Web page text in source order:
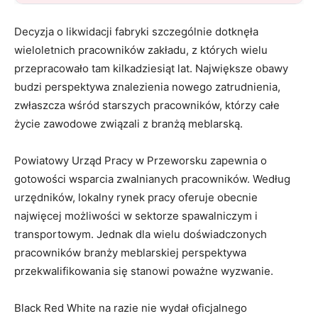
Decyzja o likwidacji fabryki szczególnie dotknęła
wieloletnich pracowników zakładu, z których wielu
przepracowało tam kilkadziesiąt lat. Największe obawy
budzi perspektywa znalezienia nowego zatrudnienia,
zwłaszcza wśród starszych pracowników, którzy całe
życie zawodowe związali z branżą meblarską.
Powiatowy Urząd Pracy w Przeworsku zapewnia o
gotowości wsparcia zwalnianych pracowników. Według
urzędników, lokalny rynek pracy oferuje obecnie
najwięcej możliwości w sektorze spawalniczym i
transportowym. Jednak dla wielu doświadczonych
pracowników branży meblarskiej perspektywa
przekwalifikowania się stanowi poważne wyzwanie.
Black Red White na razie nie wydał oficjalnego